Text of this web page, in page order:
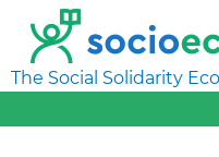
The Social Solidarity